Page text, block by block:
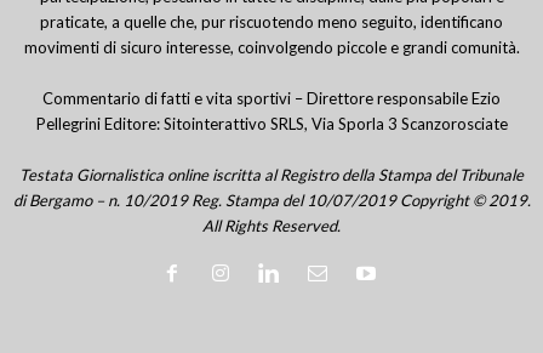
praticate, a quelle che, pur riscuotendo meno seguito, identificano
movimenti di sicuro interesse, coinvolgendo piccole e grandi comunità.
Commentario di fatti e vita sportivi – Direttore responsabile Ezio
Pellegrini Editore: Sitointerattivo SRLS, Via Sporla 3 Scanzorosciate
Testata Giornalistica online iscritta al Registro della Stampa del Tribunale
di Bergamo – n. 10/2019 Reg. Stampa del 10/07/2019 Copyright © 2019.
All Rights Reserved.